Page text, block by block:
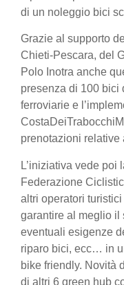
di un noleggio bici
Grazie al supporto
Chieti-Pescara, del
Polo Inotra anche
presenza di 100 bici
ferroviarie e
prenotazioni relative
L’iniziativa vede poi
Federazione
altri operatori
garantire al meglio il
eventuali esigenze
riparo bici, ecc… in
bike friendly. Novità
di altri 6 green hub